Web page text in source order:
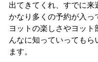
出てきてくれ、すでに来
かなり多くの予約が入っ
ヨットの楽しさやヨット
んなに知っていってもら
ます。